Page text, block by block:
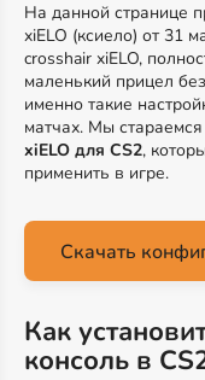
На данной странице
xiELO (ксиело) от 31
crosshair xiELO,
маленький прицел
именно такие
матчах. Мы
xiELO для CS2,
применить в игре.
Скачать
Как
консоль в